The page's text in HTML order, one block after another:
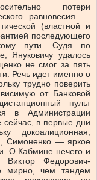
потери
равновесия —
(властной и
последующего
пути. Судя по
Януковичу удалось
не смог за пять
Речь идет именно о
трудно поверить
от Банковой
пульт
в Администрации
сейчас, в первые дни
докоалиционная,
Симоненко — яркое
О Кабмине нечего и
Виктор Федорович-
мирно, чем тандем